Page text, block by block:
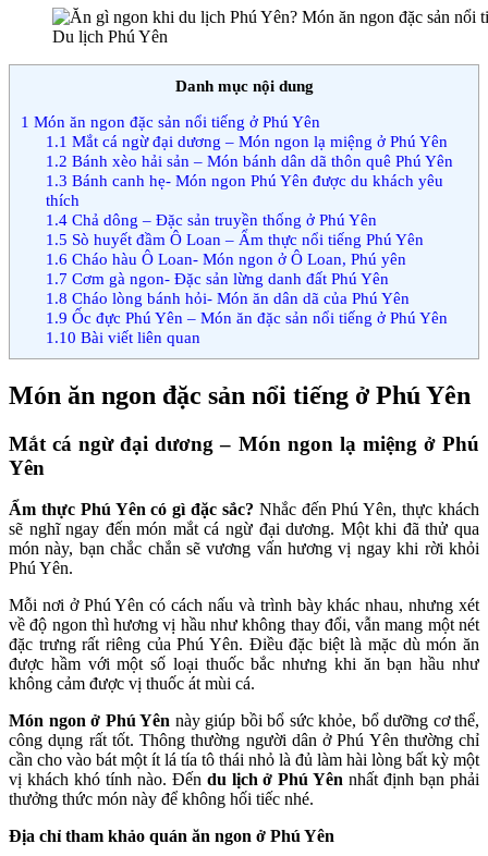
Du lịch Phú Yên
Danh mục nội dung
1 Món ăn ngon đặc sản nổi tiếng ở Phú Yên
1.1 Mắt cá ngừ đại dương – Món ngon lạ miệng ở Phú Yên
1.2 Bánh xèo hải sản – Món bánh dân dã thôn quê Phú Yên
1.3 Bánh canh hẹ- Món ngon Phú Yên được du khách yêu
thích
1.4Chả dông – Đặc sản truyền thống ở Phú Yên
1.5 Sò huyết đầm Ô Loan – Ẩm thực nổi tiếng Phú Yên
1.6 Cháo hàu Ô Loan- Món ngon ở Ô Loan, Phú yên
1.7 Cơm gà ngon- Đặc sản lừng danh đất Phú Yên
1.8 Cháo lòng bánh hỏi- Món ăn dân dã của Phú Yên
1.9 Ốc đực Phú Yên – Món ăn đặc sản nổi tiếng ở Phú Yên
1.10 Bài viết liên quan
Món ăn ngon đặc sản nổi tiếng ở Phú Yên
Mắt cá ngừ đại dương – Món ngon lạ miệng ở Phú
Yên
Ẩm thực Phú Yên có gì đặc sắc? Nhắc đến Phú Yên, thực khách
sẽ nghĩ ngay đến món mắt cá ngừ đại dương. Một khi đã thử qua
món này, bạn chắc chắn sẽ vương vấn hương vị ngay khi rời khỏi
Phú Yên.
Mỗi nơi ở Phú Yên có cách nấu và trình bày khác nhau, nhưng xét
về độ ngon thì hương vị hầu như không thay đổi, vẫn mang một nét
đặc trưng rất riêng của Phú Yên. Điều đặc biệt là mặc dù món ăn
được hầm với một số loại thuốc bắc nhưng khi ăn bạn hầu như
không cảm được vị thuốc át mùi cá.
Món ngon ở Phú Yên này giúp bồi bổ sức khỏe, bổ dưỡng cơ thể,
công dụng rất tốt. Thông thường người dân ở Phú Yên thường chỉ
cần cho vào bát một ít lá tía tô thái nhỏ là đủ làm hài lòng bất kỳ một
vị khách khó tính nào. Đến du lịch ở Phú Yênnhất định bạn phải
thưởng thức món này để không hối tiếc nhé.
Địa chỉ tham khảo quán ăn ngon ở Phú Yên